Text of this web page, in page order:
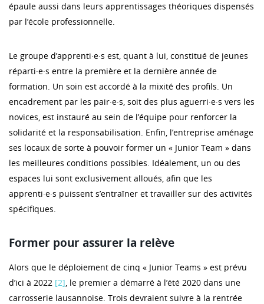
épaule aussi dans leurs apprentissages théoriques dispensés
par l’école professionnelle.
Le groupe d’apprenti·e·s est, quant à lui, constitué de jeunes
réparti·e·s entre la première et la dernière année de
formation. Un soin est accordé à la mixité des profils. Un
encadrement par les pair·e·s, soit des plus aguerri·e·s vers les
novices, est instauré au sein de l’équipe pour renforcer la
solidarité et la responsabilisation. Enfin, l’entreprise aménage
ses locaux de sorte à pouvoir former un « Junior Team » dans
les meilleures conditions possibles. Idéalement, un ou des
espaces lui sont exclusivement alloués, afin que les
apprenti·e·s puissent s’entraîner et travailler sur des activités
spécifiques.
Former pour assurer la relève
Alors que le déploiement de cinq « Junior Teams » est prévu
d’ici à 2022 [2], le premier a démarré à l’été 2020 dans une
carrosserie lausannoise. Trois devraient suivre à la rentrée